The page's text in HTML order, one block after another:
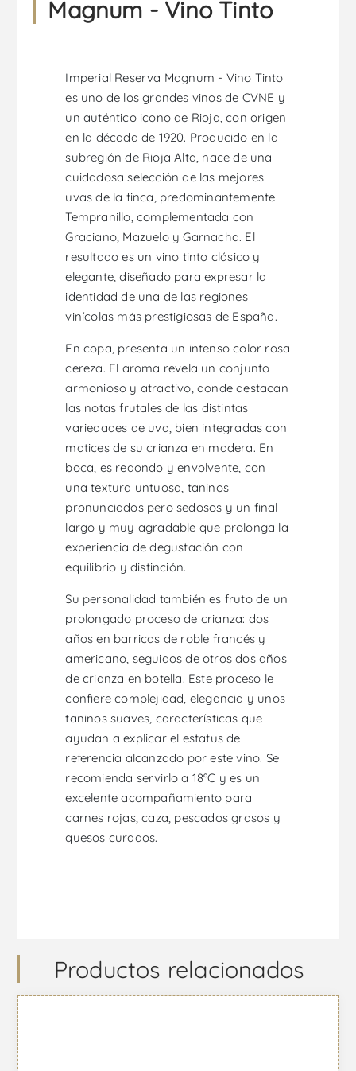
Magnum - Vino Tinto
Imperial Reserva Magnum - Vino Tinto
es uno de los grandes vinos de CVNE y
un auténtico icono de Rioja, con origen
en la década de 1920. Producido en la
subregión de Rioja Alta, nace de una
cuidadosa selección de las mejores
uvas de la finca, predominantemente
Tempranillo, complementada con
Graciano, Mazuelo y Garnacha. El
resultado es un vino tinto clásico y
elegante, diseñado para expresar la
identidad de una de las regiones
vinícolas más prestigiosas de España.
En copa, presenta un intenso color rosa
cereza. El aroma revela un conjunto
armonioso y atractivo, donde destacan
las notas frutales de las distintas
variedades de uva, bien integradas con
matices de su crianza en madera. En
boca, es redondo y envolvente, con
una textura untuosa, taninos
pronunciados pero sedosos y un final
largo y muy agradable que prolonga la
experiencia de degustación con
equilibrio y distinción.
Su personalidad también es fruto de un
prolongado proceso de crianza: dos
años en barricas de roble francés y
americano, seguidos de otros dos años
de crianza en botella. Este proceso le
confiere complejidad, elegancia y unos
taninos suaves, características que
ayudan a explicar el estatus de
referencia alcanzado por este vino. Se
recomienda servirlo a 18ºC y es un
excelente acompañamiento para
carnes rojas, caza, pescados grasos y
quesos curados.
Productos relacionados